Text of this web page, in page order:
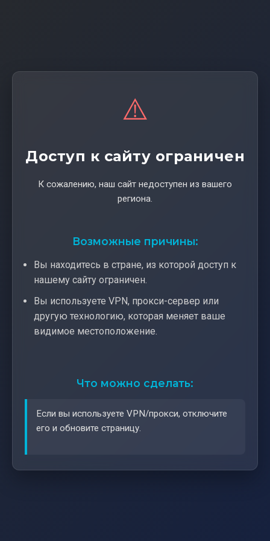
⚠️
Доступ к сайту ограничен
К сожалению, наш сайт недоступен из вашего
региона.
Возможные причины:
Вы находитесь в стране, из которой доступ к
нашему сайту ограничен.
Вы используете VPN, прокси-сервер или
другую технологию, которая меняет ваше
видимое местоположение.
Что можно сделать:
Если вы используете VPN/прокси, отключите
его и обновите страницу.